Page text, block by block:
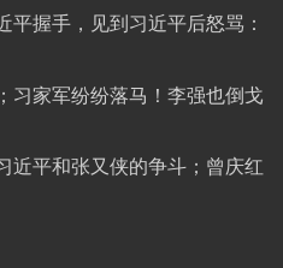
握手，见到习近平后怒骂：
习家军纷纷落马！李强也倒戈
近平和张又侠的争斗；曾庆红